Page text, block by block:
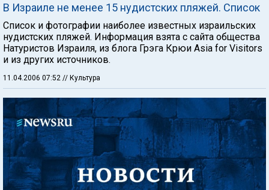
В Израиле не менее 15 нудистских пляжей. Список
Список и фотографии наиболее известных израильских
нудистских пляжей. Информация взята с сайта общества
Натуристов Израиля, из блога Грэга Крюи Asia for Visitors
и из других источников.
11.04.2006 07:52 // Культура